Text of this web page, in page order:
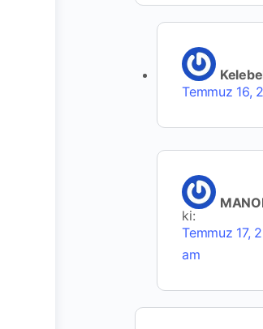
Temmuz 16,
ki:
Temmuz 17,
am